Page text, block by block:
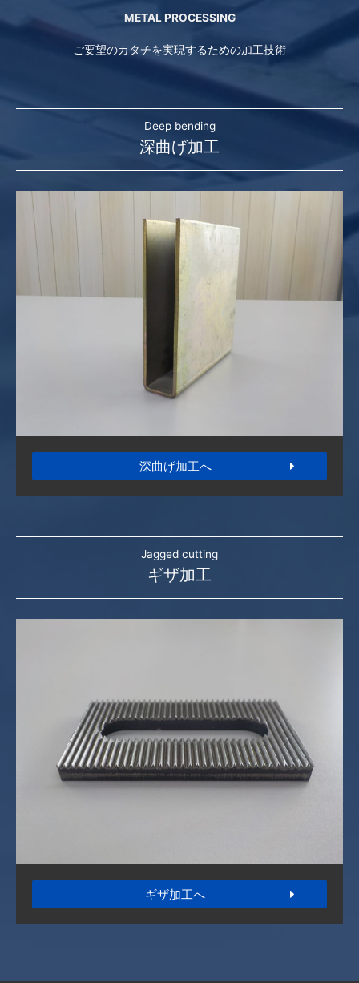
METAL PROCESSING
ご要望のカタチを実現するための加工技術
Deep bending
深曲げ加工
深曲げ加工へ
Jagged cutting
ギザ加工
ギザ加工へ